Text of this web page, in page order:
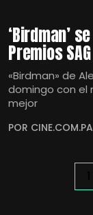
‘Birdman’
Premios SAG
«Birdman» de
domingo con el
mejor
POR CINE.COM.PA